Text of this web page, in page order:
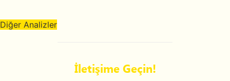
Diğer Analizler
İletişime Geçin!